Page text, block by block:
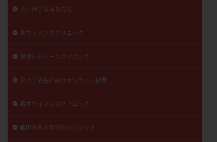
良い卵子を採る方法
英ウィメンズクリニック
草津レディースクリニック
菜々子先生の妊活オンライン授業
蔵本ウイメンズクリニック
藤田医科大学羽田クリニック